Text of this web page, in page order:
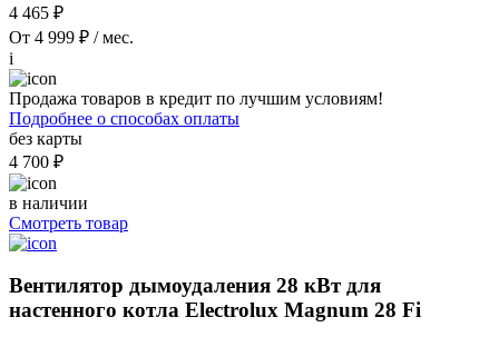
4 465 ₽
От 4 999 ₽ / мес.
i
Продажа товаров в кредит по лучшим условиям!
Подробнее о способах оплаты
без карты
4 700 ₽
в наличии
Смотреть товар
Вентилятор дымоудаления 28 кВт для
настенного котла Electrolux Magnum 28 Fi